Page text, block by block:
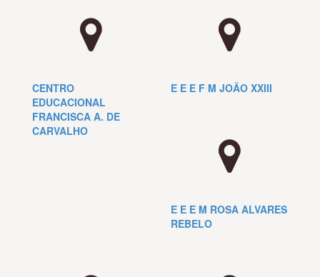
CENTRO
EDUCACIONAL
FRANCISCA A. DE
CARVALHO
E E E F M JOÃO XXIII
E E E M ROSA ALVARES
REBELO